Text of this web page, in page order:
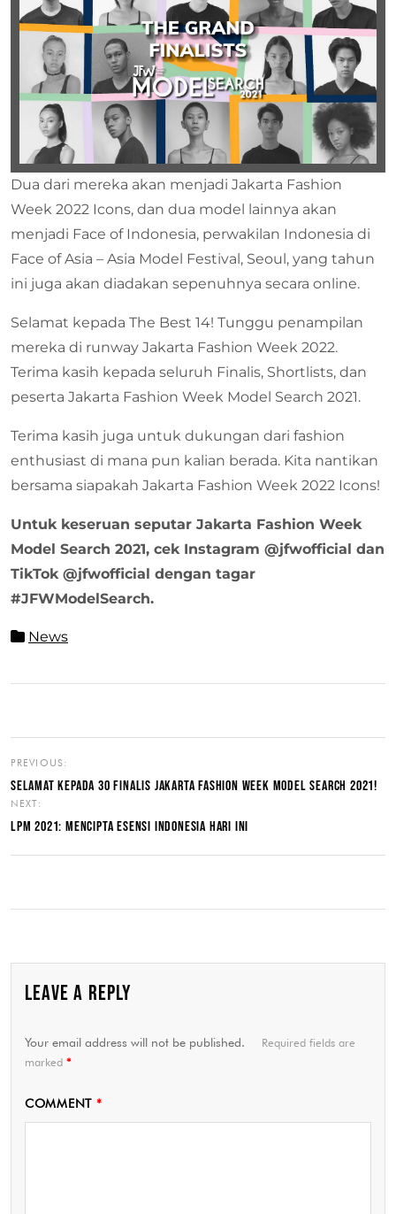
Dua dari mereka akan menjadi Jakarta Fashion
Week 2022 Icons, dan dua model lainnya akan
menjadi Face of Indonesia, perwakilan Indonesia di
Face of Asia – Asia Model Festival, Seoul, yang tahun
ini juga akan diadakan sepenuhnya secara online.
Selamat kepada The Best 14! Tunggu penampilan
mereka di runway Jakarta Fashion Week 2022.
Terima kasih kepada seluruh Finalis, Shortlists, dan
peserta Jakarta Fashion Week Model Search 2021.
Terima kasih juga untuk dukungan dari fashion
enthusiast di mana pun kalian berada. Kita nantikan
bersama siapakah Jakarta Fashion Week 2022 Icons!
Untuk keseruan seputar Jakarta Fashion Week
Model Search 2021, cek Instagram @jfwofficial dan
TikTok @jfwofficial dengan tagar
#JFWModelSearch.
News
PREVIOUS:
SELAMAT KEPADA 30 FINALIS JAKARTA FASHION WEEK MODEL SEARCH 2021!
NEXT:
LPM 2021: MENCIPTA ESENSI INDONESIA HARI INI
LEAVE A REPLY
Your email address will not be published.
Required fields are
marked *
COMMENT *